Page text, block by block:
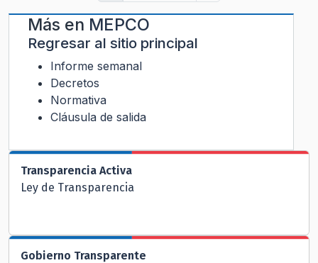
Más en MEPCO
Regresar al sitio principal
Informe semanal
Decretos
Normativa
Cláusula de salida
Transparencia Activa
Ley de Transparencia
Gobierno Transparente